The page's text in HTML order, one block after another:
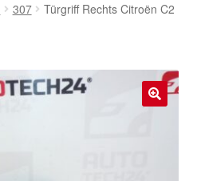
307
Türgriff Rechts Citroën C2